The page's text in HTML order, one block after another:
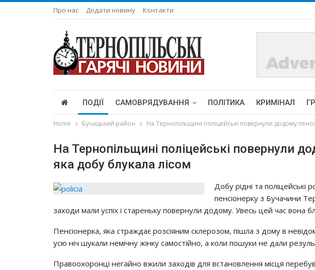
Про нас Додати новину Контакти
ПОДІЇ САМОВРЯДУВАННЯ ПОЛІТИКА КРИМІНАЛ
Home Бучацький район На Тернопільщині поліцейські повернули додому
На Тернопільщині поліцейські повернули
яка добу блукала лісом
Добу рідні та поліцейські
пенсіонерку з Бучачини
заходи мали успіх і стареньку повернули додому. Увесь цей час вона
Пенсіонерка, яка страждає розсіяним склерозом, пішла з дому в
усю ніч шукали немічну жінку самостійно, а коли пошуки не дали
Правоохоронці негайно вжили заходів для встановлення місця